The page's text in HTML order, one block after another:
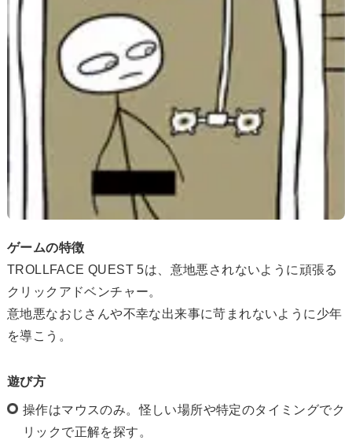
ゲームの特徴
TROLLFACE QUEST 5は、意地悪されないように頑張る
クリックアドベンチャー。
意地悪なおじさんや不幸な出来事に苛まれないように少年
を導こう。
遊び方
操作はマウスのみ。怪しい場所や特定のタイミングでク
リックで正解を探す。